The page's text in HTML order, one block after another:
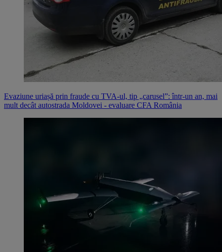
Evaziune uriașă prin fraude cu TVA-ul, tip „carusel”: într-un an, mai
mult decât autostrada Moldovei - evaluare CFA România